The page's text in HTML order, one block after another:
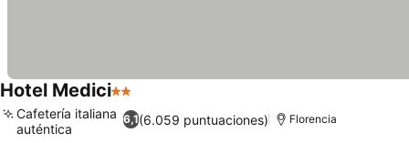
Hotel Medici2 Estrellas
6,1(6.059 puntuaciones)
Cafetería italiana
auténtica
Florencia